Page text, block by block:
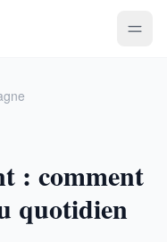
: comment
quotidien